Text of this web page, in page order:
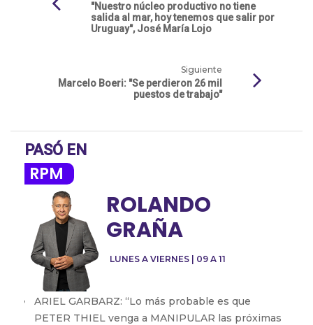
"Nuestro núcleo productivo no tiene
salida al mar, hoy tenemos que salir por
Uruguay", José María Lojo
Siguiente
Marcelo Boeri: "Se perdieron 26 mil
puestos de trabajo"
PASÓ EN
RPM
LUNES A VIERNES | 09 A 11
ROLANDO
GRAÑA
ARIEL GARBARZ: “Lo más probable es que
PETER THIEL venga a MANIPULAR las próximas